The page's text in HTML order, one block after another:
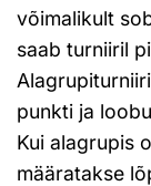
võimalikult
saab turniiril
punkti ja
Kui alagrupis
määratakse